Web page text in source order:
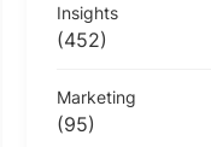
Insights
(452)
Marketing
(95)